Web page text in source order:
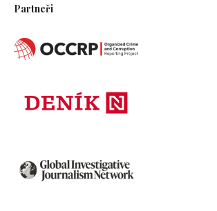
Partneři